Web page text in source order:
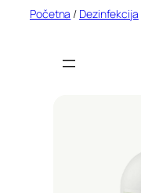
Početna / Dezinfekcija